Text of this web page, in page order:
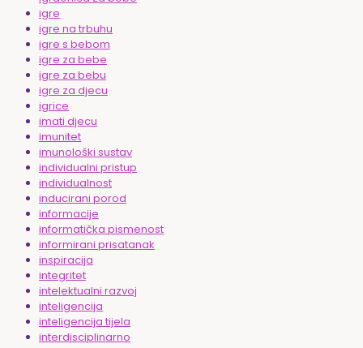
igre
igre na trbuhu
igre s bebom
igre za bebe
igre za bebu
igre za djecu
igrice
imati djecu
imunitet
imunološki sustav
individualni pristup
individualnost
inducirani porod
informacije
informatička pismenost
informirani prisatanak
inspiracija
integritet
intelektualni razvoj
inteligencija
inteligencija tijela
interdisciplinarno